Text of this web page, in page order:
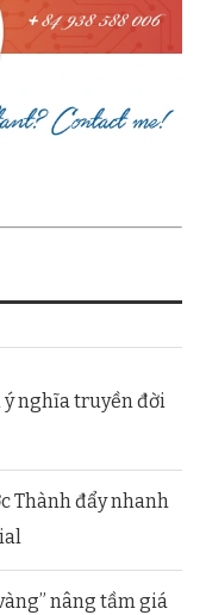
ý nghĩa truyền đời
Thành đẩy nhanh
nâng tầm giá